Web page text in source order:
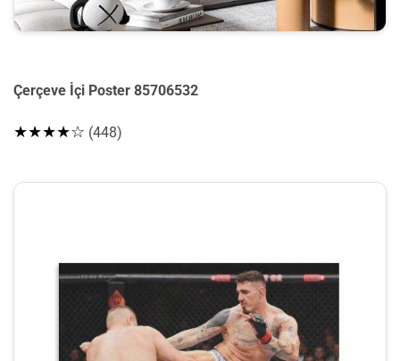
Çerçeve İçi Poster 85706532
★★★★☆ (448)